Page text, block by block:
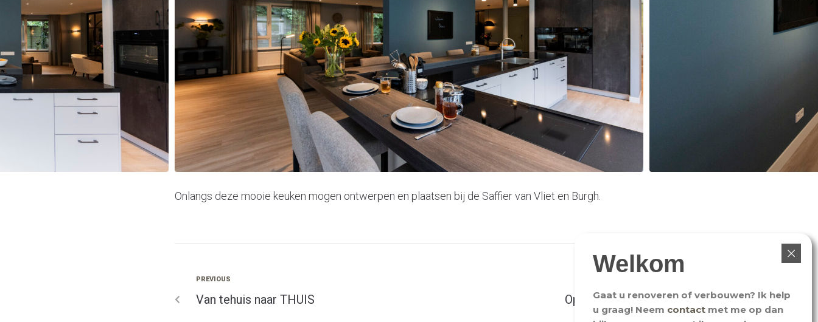
Onlangs deze mooie keuken mogen ontwerpen en plaatsen bij de Saffier van Vliet en Burgh.
PREVIOUS
Van tehuis naar THUIS Oplevering
Welkom
Gaat u renoveren of verbouwen? Ik help
u graag! Neem contact met me op dan